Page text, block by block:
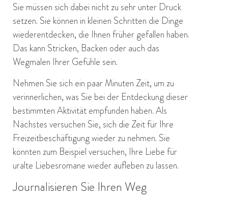
Sie müssen sich dabei nicht zu sehr unter Druck
setzen. Sie können in kleinen Schritten die Dinge
wiederentdecken, die Ihnen früher gefallen haben.
Das kann Stricken, Backen oder auch das
Wegmalen Ihrer Gefühle sein.
Nehmen Sie sich ein paar Minuten Zeit, um zu
verinnerlichen, was Sie bei der Entdeckung dieser
bestimmten Aktivität empfunden haben. Als
Nächstes versuchen Sie, sich die Zeit für Ihre
Freizeitbeschäftigung wieder zu nehmen. Sie
könnten zum Beispiel versuchen, Ihre Liebe für
uralte Liebesromane wieder aufleben zu lassen.
Journalisieren Sie Ihren Weg